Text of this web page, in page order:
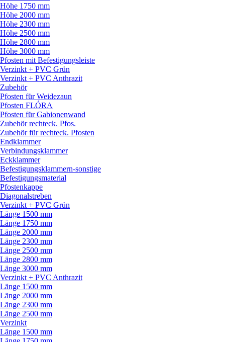
Höhe 1750 mm
Höhe 2000 mm
Höhe 2300 mm
Höhe 2500 mm
Höhe 2800 mm
Höhe 3000 mm
Pfosten mit Befestigungsleiste
Verzinkt + PVC Grün
Verzinkt + PVC Anthrazit
Zubehör
Pfosten für Weidezaun
Pfosten FLÓRA
Pfosten für Gabionenwand
Zubehör rechteck. Pfos.
Zubehör für rechteck. Pfosten
Endklammer
Verbindungsklammer
Eckklammer
Befestigungsklammern-sonstige
Befestigungsmaterial
Pfostenkappe
Diagonalstreben
Verzinkt + PVC Grün
Länge 1500 mm
Länge 1750 mm
Länge 2000 mm
Länge 2300 mm
Länge 2500 mm
Länge 2800 mm
Länge 3000 mm
Verzinkt + PVC Anthrazit
Länge 1500 mm
Länge 2000 mm
Länge 2300 mm
Länge 2500 mm
Verzinkt
Länge 1500 mm